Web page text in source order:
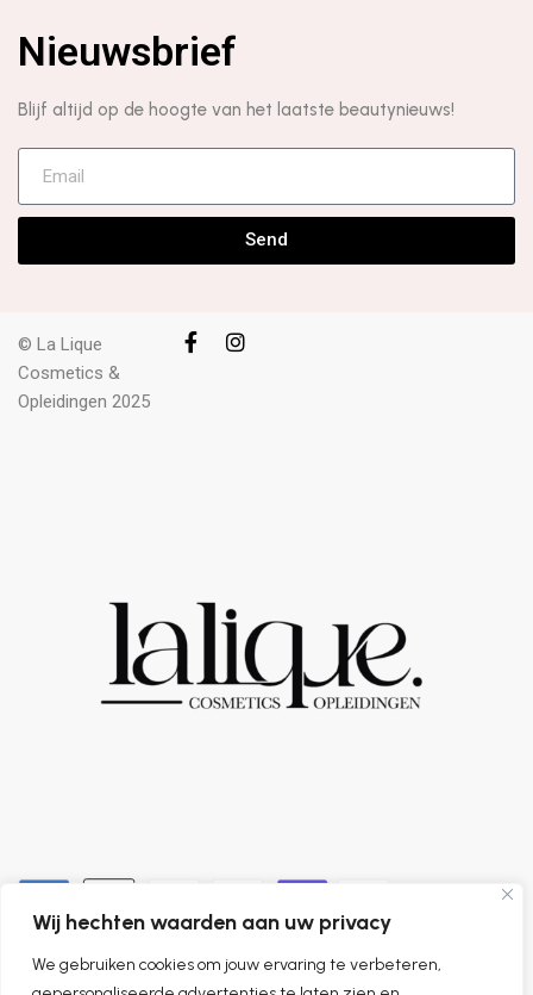
Wij hechten waarden aan uw privacy
We gebruiken cookies om jouw ervaring te verbeteren,
Nieuwsbrief
Blijf altijd op de hoogte van het laatste beautynieuws!
Send
© La Lique
Cosmetics &
Opleidingen 2025